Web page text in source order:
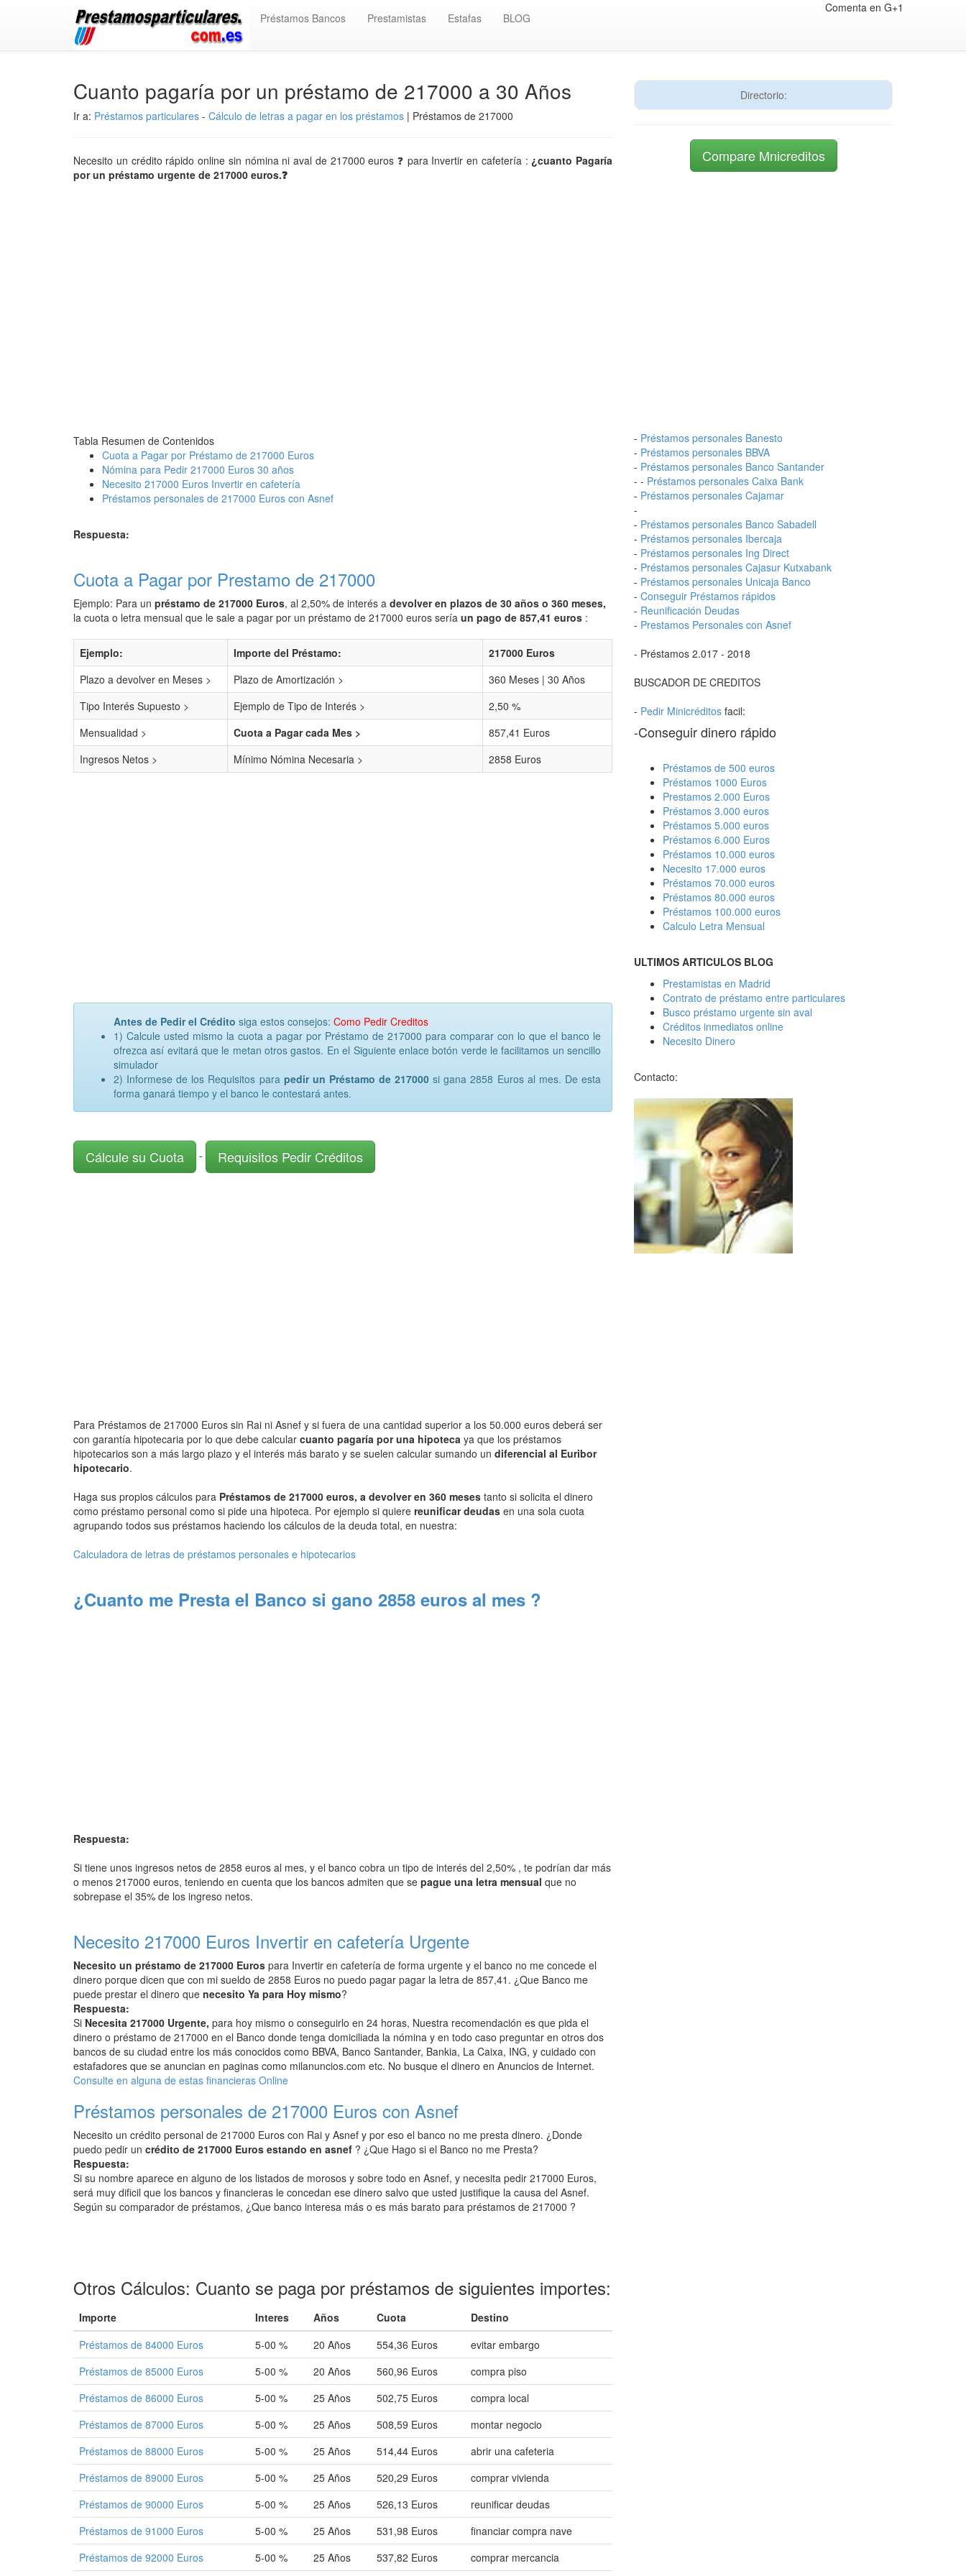
Préstamos Bancos Prestamistas Estafas BLOG
Comenta en G+1
Cuanto pagaría por un préstamo de 217000 a 30 Años
Ir a: Préstamos particulares - Cálculo de letras a pagar en los préstamos | Préstamos de 217000
Necesito un crédito rápido online sin nómina ni aval de 217000 euros ❓ para Invertir en cafetería :¿cuanto Pagaría
por un préstamo urgente de 217000 euros.❓
Tabla Resumen de Contenidos
Cuota a Pagar por Préstamo de 217000 Euros
Nómina para Pedir 217000 Euros 30 años
Necesito 217000 Euros Invertir en cafetería
Préstamos personales de 217000 Euros con Asnef
Respuesta:
Cuota a Pagar por Prestamo de 217000
Ejemplo: Para un préstamo de 217000 Euros, al 2,50% de interés a devolver en plazos de 30 años o 360 meses,
la cuota o letra mensual que le sale a pagar por un préstamo de 217000 euros sería un pago de 857,41 euros :
Ejemplo: Importe del Préstamo:
217000 Euros
Plazo a devolver en Meses >
Plazo de Amortización >
360 Meses | 30 Años
Tipo Interés Supuesto >
Ejemplo de Tipo de Interés >
2,50 %
Mensualidad >
Cuota a Pagar cada Mes >
857,41 Euros
Ingresos Netos >
Mínimo Nómina Necesaria > 2858 Euros
Antes de Pedir el Crédito siga estos consejos: Como Pedir Creditos
1) Calcule usted mismo la cuota a pagar por Préstamo de 217000 para comparar con lo que el banco le
ofrezca así evitará que le metan otros gastos. En el Siguiente enlace botón verde le facilitamos un sencillo
simulador
2) Informese de los Requisitos para pedir un Préstamo de 217000si gana 2858 Euros al mes. De esta
forma ganará tiempo y el banco le contestará antes.
Cálcule su Cuota - Requisitos Pedir Créditos
Para Préstamos de 217000 Euros sin Rai ni Asnef y si fuera de una cantidad superior a los 50.000 euros deberá ser
con garantía hipotecaria por lo que debe calcular cuanto pagaría por una hipoteca ya que los préstamos
hipotecarios son a más largo plazo y el interés más barato y se suelen calcular sumando un diferencial al Euribor
hipotecario.
Haga sus propios cálculos para Préstamos de 217000 euros, a devolver en 360 meses tanto si solicita el dinero
como préstamo personal como si pide una hipoteca. Por ejemplo si quiere reunificar deudas en una sola cuota
agrupando todos sus préstamos haciendo los cálculos de la deuda total, en nuestra:
Calculadora de letras de préstamos personales e hipotecarios
¿Cuanto me Presta el Banco si gano 2858 euros al mes ?
Respuesta:
Si tiene unos ingresos netos de 2858 euros al mes, y el banco cobra un tipo de interés del 2,50% , te podrían dar más
o menos 217000 euros, teniendo en cuenta que los bancos admiten que se pague una letra mensual que no
sobrepase el 35% de los ingreso netos.
Necesito 217000 Euros Invertir en cafetería Urgente
Necesito un préstamo de 217000 Euros para Invertir en cafetería de forma urgente y el banco no me concede el
dinero porque dicen que con mi sueldo de 2858 Euros no puedo pagar pagar la letra de 857,41. ¿Que Banco me
puede prestar el dinero que necesito Ya para Hoy mismo?
Respuesta:
Si Necesita 217000 Urgente, para hoy mismo o conseguirlo en 24 horas, Nuestra recomendación es que pida el
dinero o préstamo de 217000 en el Banco donde tenga domiciliada la nómina y en todo caso preguntar en otros dos
bancos de su ciudad entre los más conocidos como BBVA, Banco Santander, Bankia, La Caixa, ING, y cuidado con
estafadores que se anuncian en paginas como milanuncios.com etc. No busque el dinero en Anuncios de Internet.
Consulte en alguna de estas financieras Online
Préstamos personales de 217000 Euros con Asnef
Necesito un crédito personal de 217000 Euros con Rai y Asnef y por eso el banco no me presta dinero. ¿Donde
puedo pedir un crédito de 217000 Euros estando en asnef ? ¿Que Hago si el Banco no me Presta?
Respuesta:
Si su nombre aparece en alguno de los listados de morosos y sobre todo en Asnef, y necesita pedir 217000 Euros,
será muy dificil que los bancos y financieras le concedan ese dinero salvo que usted justifique la causa del Asnef.
Según su comparador de préstamos, ¿Que banco interesa más o es más barato para préstamos de 217000 ?
Otros Cálculos: Cuanto se paga por préstamos de siguientes importes:
Importe Interes Años Cuota
Destino
Préstamos de 84000 Euros
5-00 % 20 Años 554,36 Euros
evitar embargo
Préstamos de 85000 Euros
5-00 % 20 Años 560,96 Euros
compra piso
Préstamos de 86000 Euros
5-00 % 25 Años 502,75 Euros
compra local
Préstamos de 87000 Euros
5-00 % 25 Años 508,59 Euros
montar negocio
Préstamos de 88000 Euros
5-00 % 25 Años 514,44 Euros
abrir una cafeteria
Préstamos de 89000 Euros
5-00 % 25 Años 520,29 Euros
comprar vivienda
Préstamos de 90000 Euros
5-00 % 25 Años 526,13 Euros
reunificar deudas
Préstamos de 91000 Euros
5-00 % 25 Años 531,98 Euros
financiar compra nave
Préstamos de 92000 Euros
5-00 % 25 Años 537,82 Euros comprar mercancia
Directorio:
Compare Mnicreditos
- Préstamos personales Banesto
- Préstamos personales BBVA
- Préstamos personales Banco Santander
- - Préstamos personales Caixa Bank
- Préstamos personales Cajamar
-
- Préstamos personales Banco Sabadell
- Préstamos personales Ibercaja
- Préstamos personales Ing Direct
- Préstamos personales Cajasur Kutxabank
- Préstamos personales Unicaja Banco
- Conseguir Préstamos rápidos
- Reunificación Deudas
- Prestamos Personales con Asnef
- Préstamos 2.017 - 2018
BUSCADOR DE CREDITOS
- Pedir Minicréditos facil:
-Conseguir dinero rápido
Préstamos de 500 euros
Préstamos 1000 Euros
Prestamos 2.000 Euros
Préstamos 3.000 euros
Préstamos 5.000 euros
Préstamos 6.000 Euros
Préstamos 10.000 euros
Necesito 17.000 euros
Préstamos 70.000 euros
Préstamos 80.000 euros
Préstamos 100.000 euros
Calculo Letra Mensual
ULTIMOS ARTICULOS BLOG
Prestamistas en Madrid
Contrato de préstamo entre particulares
Busco préstamo urgente sin aval
Créditos inmediatos online
Necesito Dinero
Contacto: